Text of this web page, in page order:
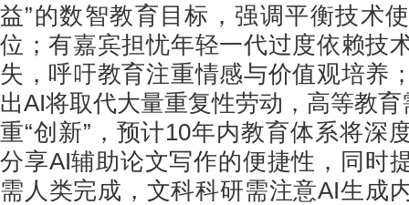
益”的数智教育目标，强调平衡技术
位；有嘉宾担忧年轻一代过度依赖技
失，呼吁教育注重情感与价值观培养
出AI将取代大量重复性劳动，高等教育
重“创新”，预计10年内教育体系将深
分享AI辅助论文写作的便捷性，同时
需人类完成，文科科研需注意AI生成